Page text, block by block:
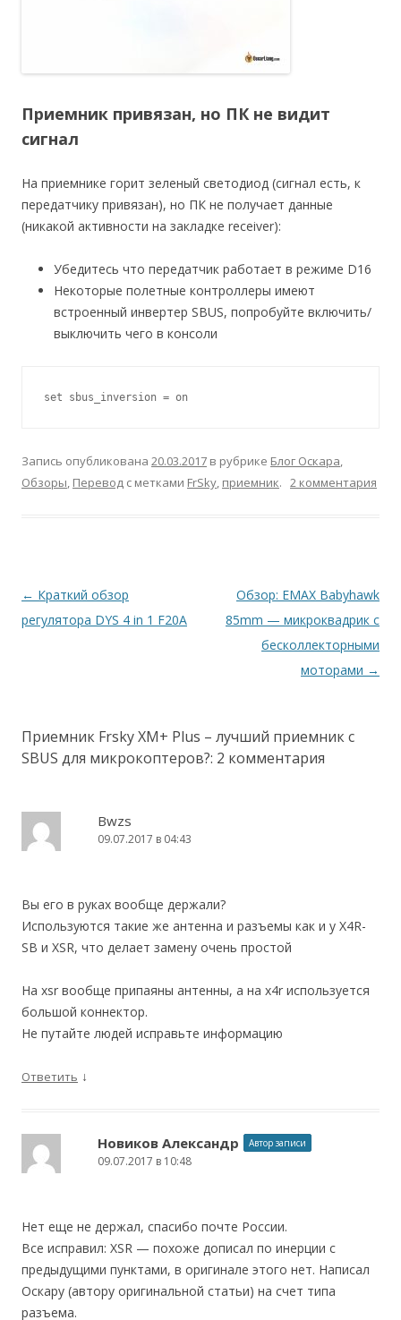
Приемник привязан, но ПК не видит
сигнал
На приемнике горит зеленый светодиод (сигнал есть, к
передатчику привязан), но ПК не получает данные
(никакой активности на закладке receiver):
Убедитесь что передатчик работает в режиме D16
Некоторые полетные контроллеры имеют
встроенный инвертер SBUS, попробуйте включить/
выключить чего в консоли
set sbus_inversion = on
Запись опубликована 20.03.2017 в рубрике Блог Оскара,
Обзоры, Перевод с метками FrSky, приемник. 2 комментария
Навигация
по
← Краткий обзор
регулятора DYS 4 in 1 F20A
Обзор: EMAX Babyhawk
85mm — микроквадрик с
бесколлекторными
моторами →
Приемник Frsky XM+ Plus – лучший приемник с
SBUS для микрокоптеров?: 2 комментария
Bwzs
09.07.2017 в 04:43
Вы его в руках вообще держали?
Используются такие же антенна и разъемы как и у X4R-
SB и XSR, что делает замену очень простой
На xsr вообще припаяны антенны, а на x4r используется
большой коннектор.
Не путайте людей исправьте информацию
Ответить ↓
Новиков Александр Автор записи
09.07.2017 в 10:48
Нет еще не держал, спасибо почте России.
Все исправил: XSR — похоже дописал по инерции с
предыдущими пунктами, в оригинале этого нет. Написал
Оскару (автору оригинальной статьи) на счет типа
разъема.